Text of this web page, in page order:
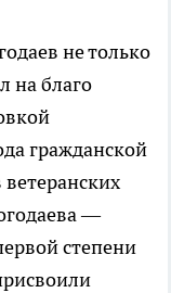
не только
на благо
гражданской
—
степени